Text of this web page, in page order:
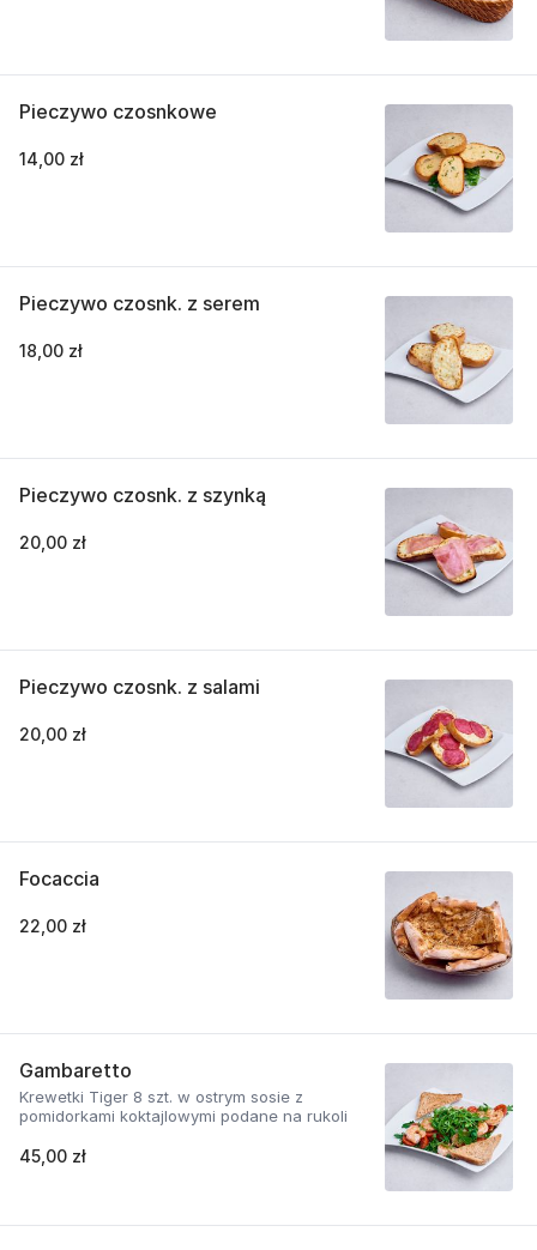
Pieczywo czosnkowe
14,00 zł
Pieczywo czosnk. z serem
18,00 zł
Pieczywo czosnk. z szynką
20,00 zł
Pieczywo czosnk. z salami
20,00 zł
Focaccia
22,00 zł
Gambaretto
Krewetki Tiger 8 szt. w ostrym sosie z
pomidorkami koktajlowymi podane na rukoli
45,00 zł